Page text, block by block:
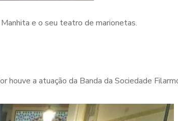
e o seu teatro de marionetas.
a atuação da Banda da Sociedade